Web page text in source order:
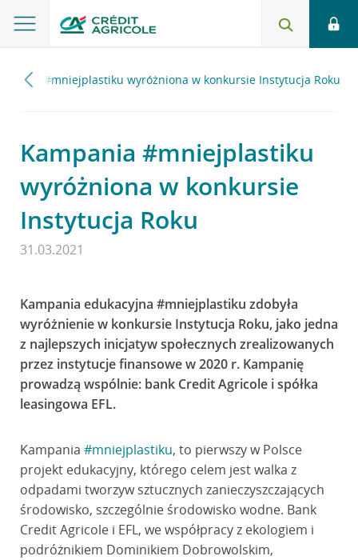
#mniejplastiku wyróżniona w konkursie Instytucja Roku
Kampania #mniejplastiku
wyróżniona w konkursie
Instytucja Roku
31.03.2021
Kampania edukacyjna #mniejplastiku zdobyła
wyróżnienie w konkursie Instytucja Roku, jako jedna
z najlepszych inicjatyw społecznych zrealizowanych
przez instytucje finansowe w 2020 r. Kampanię
prowadzą wspólnie: bank Credit Agricole i spółka
leasingowa EFL.
Kampania #mniejplastiku, to pierwszy w Polsce
projekt edukacyjny, którego celem jest walka z
odpadami tworzyw sztucznych zanieczyszczających
środowisko, szczególnie środowisko wodne. Bank
Credit Agricole i EFL, we współpracy z ekologiem i
podróżnikiem Dominikiem Dobrowolskim,